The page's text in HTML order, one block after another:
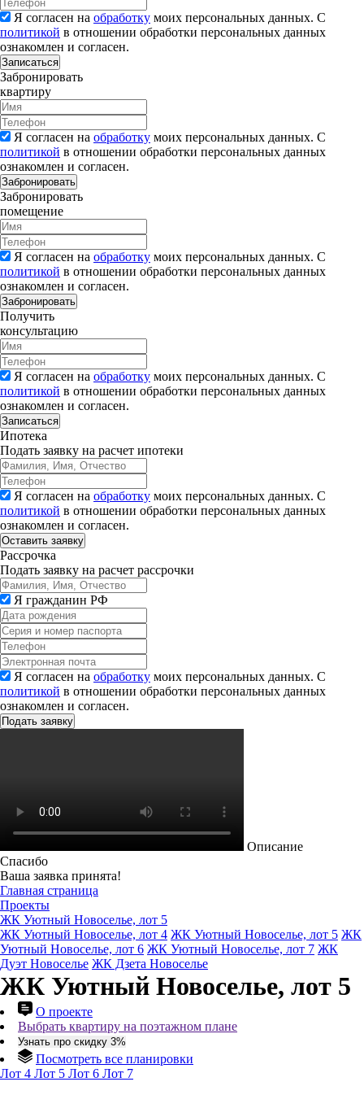
Я согласен на обработку моих персональных данных. С
политикой в отношении обработки персональных данных
ознакомлен и согласен.
Записаться
Забронировать
квартиру
Я согласен на обработку моих персональных данных. С
политикой в отношении обработки персональных данных
ознакомлен и согласен.
Забронировать
Забронировать
помещение
Я согласен на обработку моих персональных данных. С
политикой в отношении обработки персональных данных
ознакомлен и согласен.
Забронировать
Получить
консультацию
Я согласен на обработку моих персональных данных. С
политикой в отношении обработки персональных данных
ознакомлен и согласен.
Записаться
Ипотека
Подать заявку на расчет ипотеки
Я согласен на обработку моих персональных данных. С
политикой в отношении обработки персональных данных
ознакомлен и согласен.
Рассрочка
Подать заявку на расчет рассрочки
Я гражданин РФ
Я согласен на обработку моих персональных данных. С
политикой в отношении обработки персональных данных
ознакомлен и согласен.
Описание
Спасибо
Ваша заявка принята!
Главная страница
Проекты
ЖК Уютный Новоселье, лот 5
ЖК Уютный Новоселье, лот 4 ЖК Уютный Новоселье, лот 5 ЖК
Уютный Новоселье, лот 6 ЖК Уютный Новоселье, лот 7 ЖК
Дуэт Новоселье ЖК Дзета Новоселье
ЖК Уютный Новоселье, лот 5
О проекте
Выбрать квартиру на поэтажном плане
Узнать про скидку 3%
Посмотреть все планировки
Лот 4 Лот 5 Лот 6 Лот 7